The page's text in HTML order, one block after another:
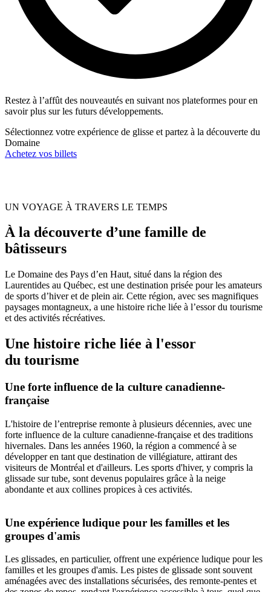
Restez à l’affût des nouveautés en suivant nos plateformes pour en
savoir plus sur les futurs développements.
Sélectionnez votre expérience de glisse et partez à la découverte du
Domaine
Achetez vos billets
UN VOYAGE À TRAVERS LE TEMPS
À la découverte d’une famille de
bâtisseurs
Le Domaine des Pays d’en Haut, situé dans la région des
Laurentides au Québec, est une destination prisée pour les amateurs
de sports d’hiver et de plein air. Cette région, avec ses magnifiques
paysages montagneux, a une histoire riche liée à l’essor du tourisme
et des activités récréatives.
Une histoire riche liée à l'essor
du tourisme
Une forte influence de la culture canadienne-
française
L'histoire de l’entreprise remonte à plusieurs décennies, avec une
forte influence de la culture canadienne-française et des traditions
hivernales. Dans les années 1960, la région a commencé à se
développer en tant que destination de villégiature, attirant des
visiteurs de Montréal et d'ailleurs. Les sports d'hiver, y compris la
glissade sur tube, sont devenus populaires grâce à la neige
abondante et aux collines propices à ces activités.
Une expérience ludique pour les familles et les
groupes d'amis
Les glissades, en particulier, offrent une expérience ludique pour les
familles et les groupes d'amis. Les pistes de glissade sont souvent
aménagées avec des installations sécurisées, des remonte-pentes et